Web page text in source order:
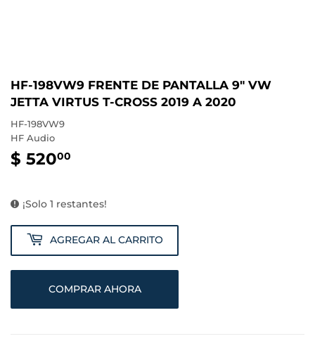
HF-198VW9 FRENTE DE PANTALLA 9" VW
JETTA VIRTUS T-CROSS 2019 A 2020
HF-198VW9
HF Audio
$ 52000
¡Solo 1 restantes!
AGREGAR AL CARRITO
COMPRAR AHORA